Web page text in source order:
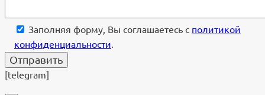
Заполняя форму, Вы соглашаетесь с политикой
конфиденциальности.
[telegram]